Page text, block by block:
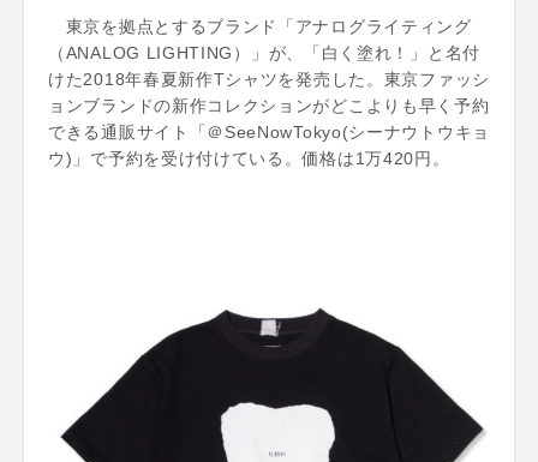
東京を拠点とするブランド「アナログライティング
（ANALOG LIGHTING）」が、「白く塗れ！」と名付
けた2018年春夏新作Tシャツを発売した。東京ファッシ
ョンブランドの新作コレクションがどこよりも早く予約
できる通販サイト「＠SeeNowTokyo(シーナウトウキョ
ウ)」で予約を受け付けている。価格は1万420円。